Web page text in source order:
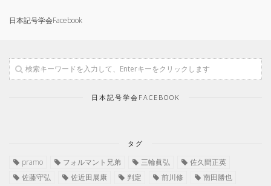
日本記号学会Facebook
日本記号学会FACEBOOK
タグ
pramo フォルマント兄弟 三輪眞弘
佐久間正英
佐藤守弘
佐近田展康 判定 前川修
南田勝也